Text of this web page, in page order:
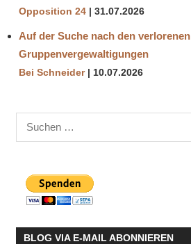
Opposition 24 31.07.2026
Auf der Suche nach den verlorenen
Gruppenvergewaltigungen
Bei Schneider 10.07.2026
Suchen
nach:
BLOG VIA E-MAIL ABONNIEREN